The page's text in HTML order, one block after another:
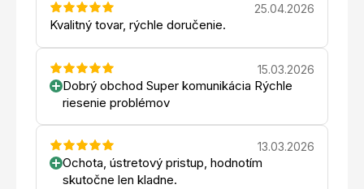
25.04.2026
Kvalitný tovar, rýchle doručenie.
15.03.2026
Dobrý obchod Super komunikácia Rýchle
riesenie problémov
13.03.2026
Ochota, ústretový pristup, hodnotím
skutočne len kladne.